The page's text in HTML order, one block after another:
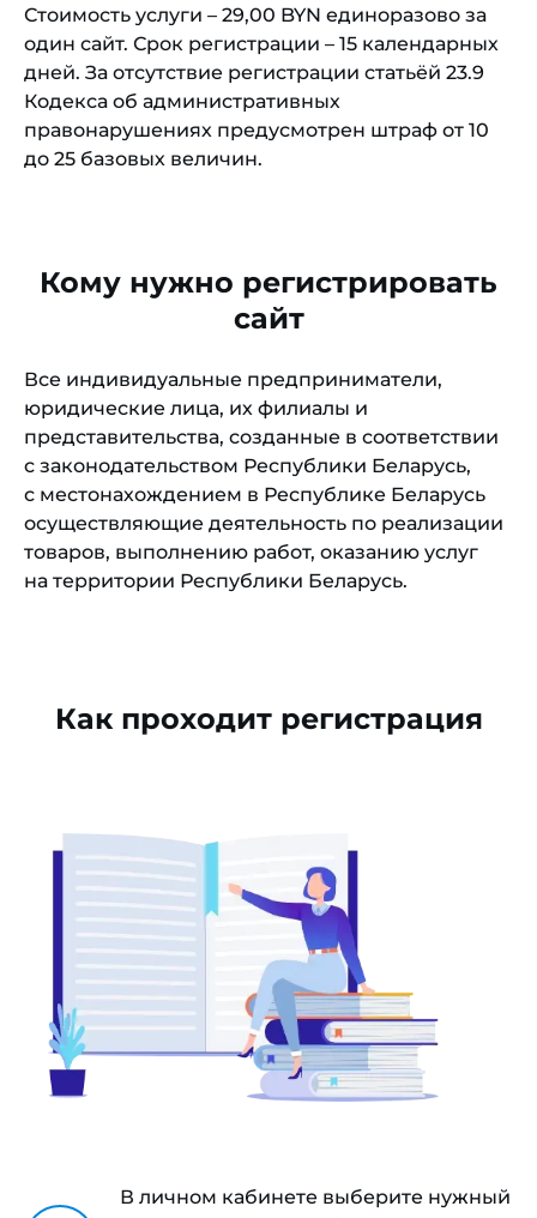
Стоимость услуги – 29,00 BYN единоразово за
один сайт. Срок регистрации – 15 календарных
дней. За отсутствие регистрации статьёй 23.9
Кодекса об административных
правонарушениях предусмотрен штраф от 10
до 25 базовых величин.
Кому нужно регистрировать
сайт
Все индивидуальные предприниматели,
юридические лица, их филиалы и
представительства, созданные в соответствии
с законодательством Республики Беларусь,
с местонахождением в Республике Беларусь
осуществляющие деятельность по реализации
товаров, выполнению работ, оказанию услуг
на территории Республики Беларусь.
Как проходит регистрация
В личном кабинете выберите нужный